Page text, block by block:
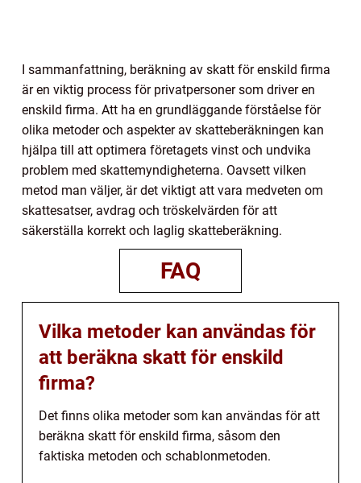
I sammanfattning, beräkning av skatt för enskild firma
är en viktig process för privatpersoner som driver en
enskild firma. Att ha en grundläggande förståelse för
olika metoder och aspekter av skatteberäkningen kan
hjälpa till att optimera företagets vinst och undvika
problem med skattemyndigheterna. Oavsett vilken
metod man väljer, är det viktigt att vara medveten om
skattesatser, avdrag och tröskelvärden för att
säkerställa korrekt och laglig skatteberäkning.
FAQ
Vilka metoder kan användas för
att beräkna skatt för enskild
firma?
Det finns olika metoder som kan användas för att
beräkna skatt för enskild firma, såsom den
faktiska metoden och schablonmetoden.